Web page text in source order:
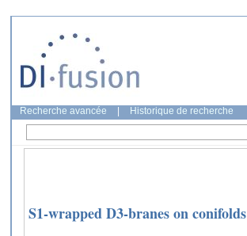
Recherche avancée Historique de recherche
S1-wrapped D3-branes on conifolds